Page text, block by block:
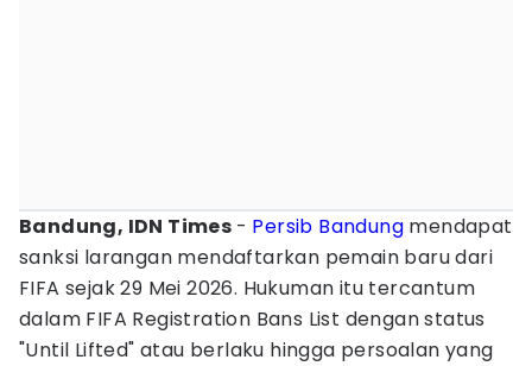
Bandung, IDN Times - Persib Bandung mendapat
sanksi larangan mendaftarkan pemain baru dari
FIFA sejak 29 Mei 2026. Hukuman itu tercantum
dalam FIFA Registration Bans List dengan status
"Until Lifted" atau berlaku hingga persoalan yang